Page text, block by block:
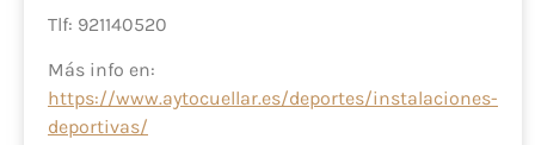
Tlf: 921140520
Más info en:
https://www.aytocuellar.es/deportes/instalaciones-
deportivas/